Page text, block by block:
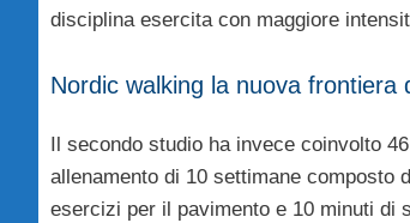
disciplina esercita con maggiore
Nordic walking la nuova frontiera
Il secondo studio ha invece coinvolto
allenamento di 10 settimane composto
esercizi per il pavimento e 10 minuti di